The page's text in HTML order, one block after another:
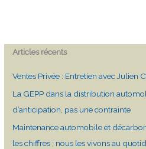
Articles récents
Ventes Privée : Entretien avec Julien
La GEPP dans la distribution
d’anticipation, pas une contrainte
Maintenance automobile et
les chiffres ; nous les vivons au